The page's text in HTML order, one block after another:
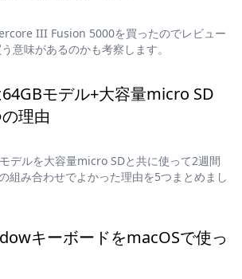
III Fusion 5000を買ったのでレビュー
意味があるのかも考察します。
モデル+大容量micro SD
理由
デルを大容量micro SDと共に使って2週間
組み合わせでよかった理由を5つまとめまし
キーボードをmacOSで使っ